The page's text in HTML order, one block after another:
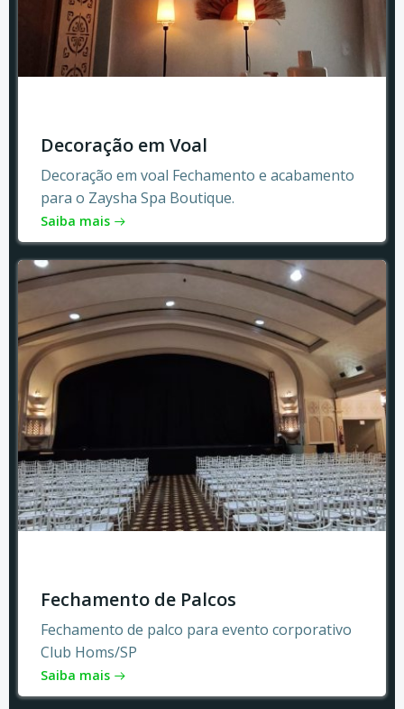
Decoração em Voal
Decoração em voal Fechamento e acabamento
para o Zaysha Spa Boutique.
Saiba mais
Fechamento de Palcos
Fechamento de palco para evento corporativo
Club Homs/SP
Saiba mais